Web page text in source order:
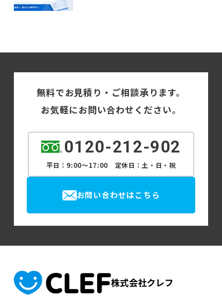
無料でお見積り・ご相談承ります。
お気軽にお問い合わせください。
0120-212-902
平日：9:00～17:00 定休日：土・日・祝
お問い合わせはこちら
株式会社クレフ